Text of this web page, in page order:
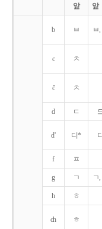
앞
앞
b ㅂ ㅂ
c ㅊ
č ㅊ
d ㄷ
d' 디*
f ㅍ
g ㄱ ㄱ
h ㅎ
ch ㅎ